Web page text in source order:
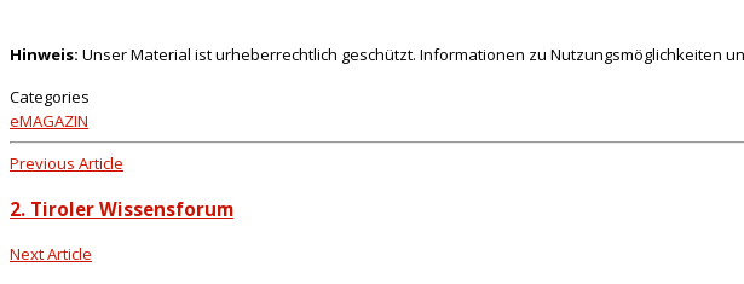
Hinweis: Unser Material ist urheberrechtlich geschützt. Informationen zu Nutzungsmöglichkeiten
Categories
eMAGAZIN
Previous Article
2. Tiroler Wissensforum
Next Article